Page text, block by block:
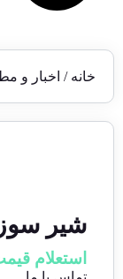
خانه / اخبار و
شیر
استعلام